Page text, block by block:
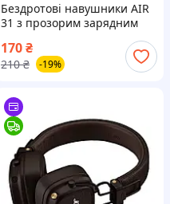
Бездротові навушники AIR
31 з прозорим зарядним
кейсом, вакуумні bluetooth
5.3, колір чорний
170₴
210 ₴ -19%